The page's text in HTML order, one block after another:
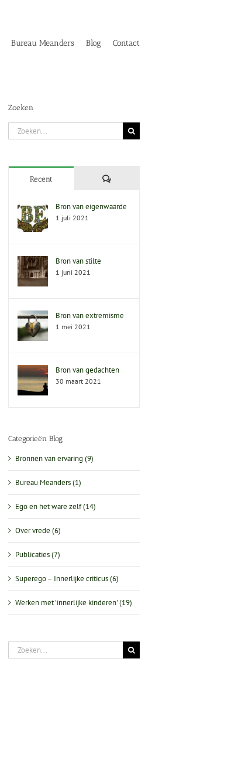
Bureau Meanders Blog Contact
Zoeken
Zoeken
naar:
Recent Reacties
Bron van eigenwaarde
1 juli 2021
Bron van stilte
1 juni 2021
Bron van extremisme
1 mei 2021
Bron van gedachten
30 maart 2021
Categorieën Blog
Bronnen van ervaring (9)
Bureau Meanders (1)
Ego en het ware zelf (14)
Over vrede (6)
Publicaties (7)
Superego – Innerlijke criticus (6)
Werken met 'innerlijke kinderen' (19)
Zoeken
naar: